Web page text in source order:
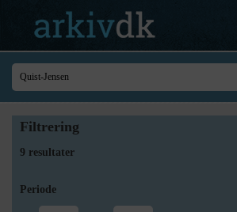
Filtrering
9 resultater
Periode